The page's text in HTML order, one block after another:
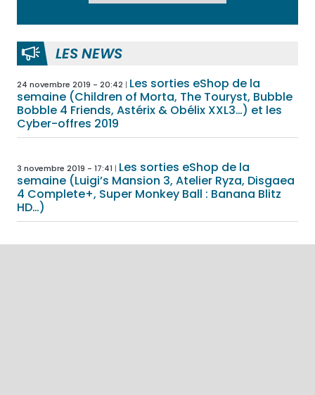
LES NEWS
24 novembre 2019 - 20:42
Les sorties eShop de la
semaine (Children of Morta, The Touryst, Bubble
Bobble 4 Friends, Astérix & Obélix XXL3…) et les
Cyber-offres 2019
3 novembre 2019 - 17:41
Les sorties eShop de la
semaine (Luigi’s Mansion 3, Atelier Ryza, Disgaea
4 Complete+, Super Monkey Ball : Banana Blitz
HD…)